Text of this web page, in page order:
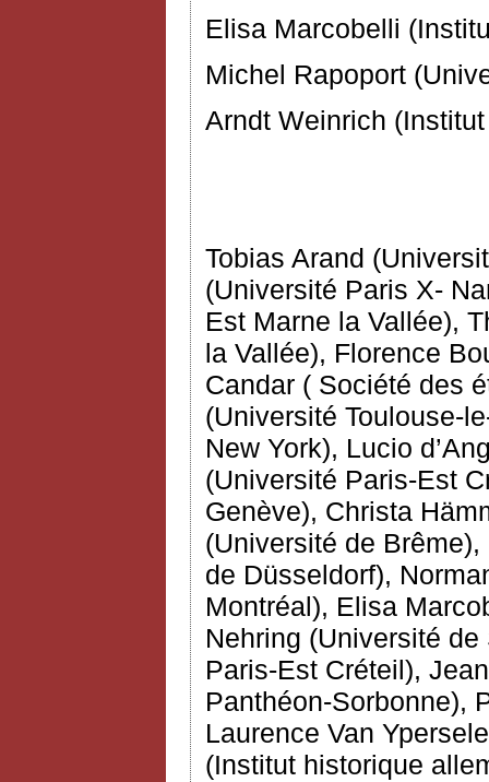
Elisa Marcobelli
Michel Rapoport
Arndt Weinrich
Tobias Arand
(Université Paris X-
Est Marne la Vallée),
la Vallée), Florence
Candar ( Société des
(Université Toulouse-
New York), Lucio
(Université Paris-Est
Genève), Christa
(Université de
de Düsseldorf),
Montréal), Elisa
Nehring (Université
Paris-Est Créteil),
Panthéon-Sorbonne),
Laurence Van
(Institut historique